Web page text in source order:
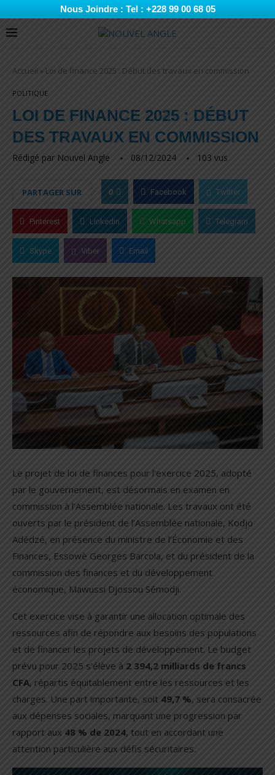
Nous Joindre : Tel : +228 99 00 68 05
Accueil » Loi de finance 2025 : Début des travaux en commission
POLITIQUE
LOI DE FINANCE 2025 : DÉBUT
DES TRAVAUX EN COMMISSION
Rédigé par Nouvel Angle 08/12/2024 103 vus
PARTAGER SUR 0 Facebook Twitter
Pinterest Linkedin Whatsapp Telegram
Skype Viber Email
Le projet de loi de finances pour l’exercice 2025, adopté
par le gouvernement, est désormais en examen en
commission à l’Assemblée nationale. Les travaux ont été
ouverts par le président de l’Assemblée nationale, Kodjo
Adédzé, en présence du ministre de l’Économie et des
Finances, Essowè Georges Barcola, et du président de la
commission des finances et du développement
économique, Mawussi Djossou Sémodji.
Cet exercice vise à garantir une allocation optimale des
ressources afin de répondre aux besoins des populations
et de financer les projets de développement. Le budget
prévu pour 2025 s’élève à 2 394,2 milliards de francs
CFA, répartis équitablement entre les ressources et les
charges. Une part importante, soit 49,7 %, sera consacrée
aux dépenses sociales, marquant une progression par
rapport aux 48 % de 2024, tout en accordant une
attention particulière aux défis sécuritaires.